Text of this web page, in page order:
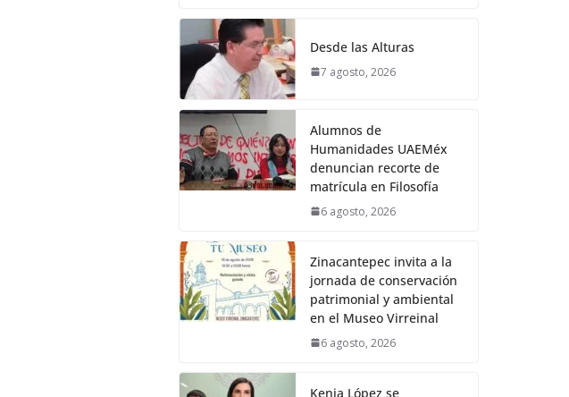
Desde las Alturas
7 agosto, 2026
Alumnos de
Humanidades UAEMéx
denuncian recorte de
matrícula en Filosofía
6 agosto, 2026
Zinacantepec invita a la
jornada de conservación
patrimonial y ambiental
en el Museo Virreinal
6 agosto, 2026
Kenia López se